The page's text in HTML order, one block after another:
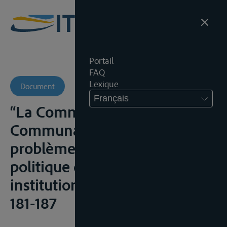
Portail
FAQ
Lexique
Français
Document
“La Commission des
Communautés et les
problèmes rhénanes”, Revue
politique des idées et des
institutions, 1969n brs? 11-13,
181-187